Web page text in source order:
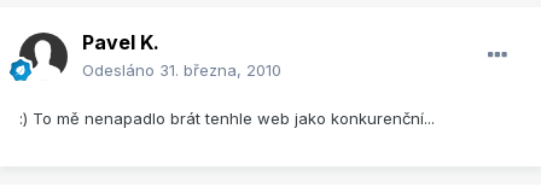
Pavel K.
Odesláno 31. března, 2010
:) To mě nenapadlo brát tenhle web jako konkurenční...